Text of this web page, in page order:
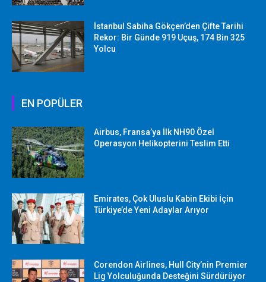
İstanbul Sabiha Gökçen’den Çifte Tarihi
Rekor: Bir Günde 919 Uçuş, 174 Bin 325
Yolcu
EN POPÜLER
Airbus, Fransa’ya İlk NH90 Özel
Operasyon Helikopterini Teslim Etti
Emirates, Çok Uluslu Kabin Ekibi İçin
Türkiye’de Yeni Adaylar Arıyor
Corendon Airlines, Hull City’nin Premier
Lig Yolculuğunda Desteğini Sürdürüyor